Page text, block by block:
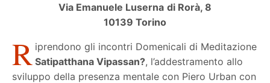
Via Emanuele Luserna di Rorà, 8
10139 Torino
R iprendono gli incontri Domenicali di Meditazione
Satipatthana Vipassan?, l’addestramento allo
sviluppo della presenza mentale con Piero Urban con